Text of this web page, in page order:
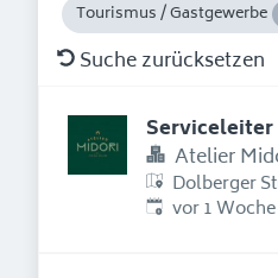
Tourismus / Gastgewerbe
Suche zurücksetzen
Atelier
Dolberger
Deutschland
Erschienen:
vor 1 Woche